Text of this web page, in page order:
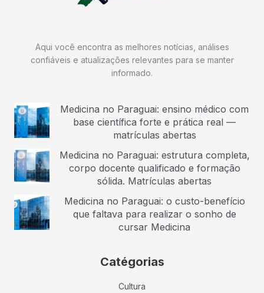
Aqui você encontra as melhores notícias, análises
confiáveis e atualizações relevantes para se manter
informado.
Medicina no Paraguai: ensino médico com
base científica forte e prática real —
matrículas abertas
Medicina no Paraguai: estrutura completa,
corpo docente qualificado e formação
sólida. Matrículas abertas
Medicina no Paraguai: o custo-benefício
que faltava para realizar o sonho de
cursar Medicina
Catégorias
Cultura